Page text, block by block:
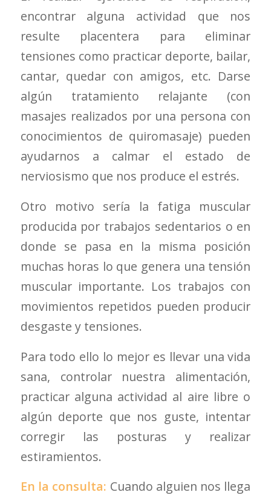
encontrar alguna actividad que nos
resulte placentera para eliminar
tensiones como practicar deporte, bailar,
cantar, quedar con amigos, etc. Darse
algún tratamiento relajante (con
masajes realizados por una persona con
conocimientos de quiromasaje) pueden
ayudarnos a calmar el estado de
nerviosismo que nos produce el estrés.
Otro motivo sería la fatiga muscular
producida por trabajos sedentarios o en
donde se pasa en la misma posición
muchas horas lo que genera una tensión
muscular importante. Los trabajos con
movimientos repetidos pueden producir
desgaste y tensiones.
Para todo ello lo mejor es llevar una vida
sana, controlar nuestra alimentación,
practicar alguna actividad al aire libre o
algún deporte que nos guste, intentar
corregir las posturas y realizar
estiramientos.
En la consulta: Cuando alguien nos llega